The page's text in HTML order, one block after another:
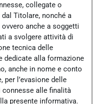
collegate o
Titolare, nonché a
anche a soggetti
a svolgere attività di
tecnica delle
dedicate alla formazione
anche in nome e conto
per l’evasione delle
connesse alle finalità
presente informativa.